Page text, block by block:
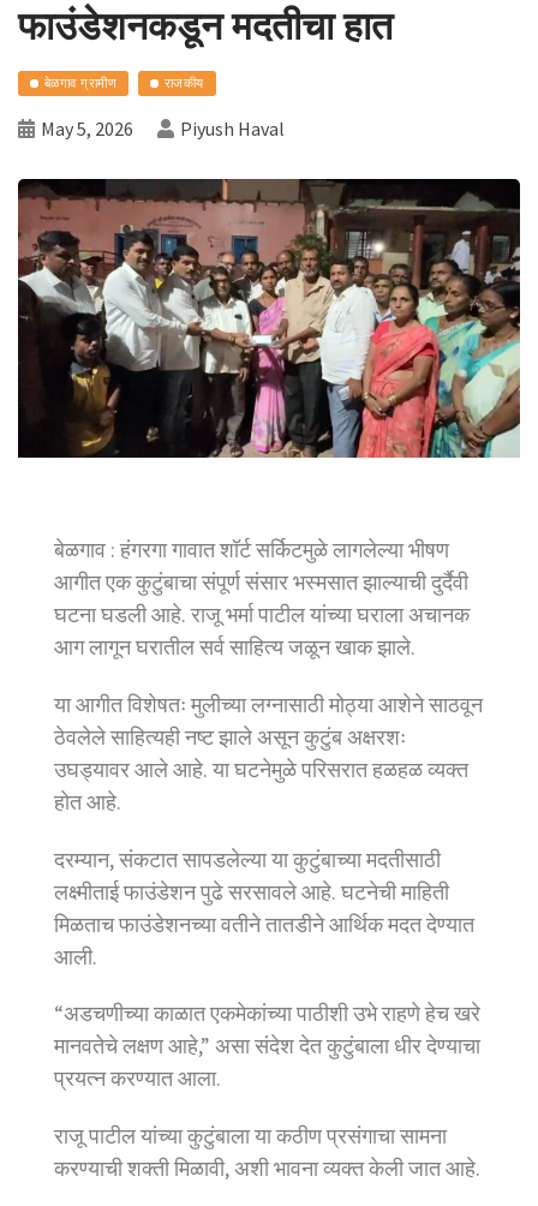
फाउंडेशनकडून मदतीचा हात
बेळगाव ग्रामीण राजकीय
May 5, 2026 Piyush Haval
बेळगाव : हंगरगा गावात शॉर्ट सर्किटमुळे लागलेल्या भीषण
आगीत एक कुटुंबाचा संपूर्ण संसार भस्मसात झाल्याची दुर्दैवी
घटना घडली आहे. राजू भर्मा पाटील यांच्या घराला अचानक
आग लागून घरातील सर्व साहित्य जळून खाक झाले.
या आगीत विशेषतः मुलीच्या लग्नासाठी मोठ्या आशेने साठवून
ठेवलेले साहित्यही नष्ट झाले असून कुटुंब अक्षरशः
उघड्यावर आले आहे. या घटनेमुळे परिसरात हळहळ व्यक्त
होत आहे.
दरम्यान, संकटात सापडलेल्या या कुटुंबाच्या मदतीसाठी
लक्ष्मीताई फाउंडेशन पुढे सरसावले आहे. घटनेची माहिती
मिळताच फाउंडेशनच्या वतीने तातडीने आर्थिक मदत देण्यात
आली.
“अडचणीच्या काळात एकमेकांच्या पाठीशी उभे राहणे हेच खरे
मानवतेचे लक्षण आहे,” असा संदेश देत कुटुंबाला धीर देण्याचा
प्रयत्न करण्यात आला.
राजू पाटील यांच्या कुटुंबाला या कठीण प्रसंगाचा सामना
करण्याची शक्ती मिळावी, अशी भावना व्यक्त केली जात आहे.